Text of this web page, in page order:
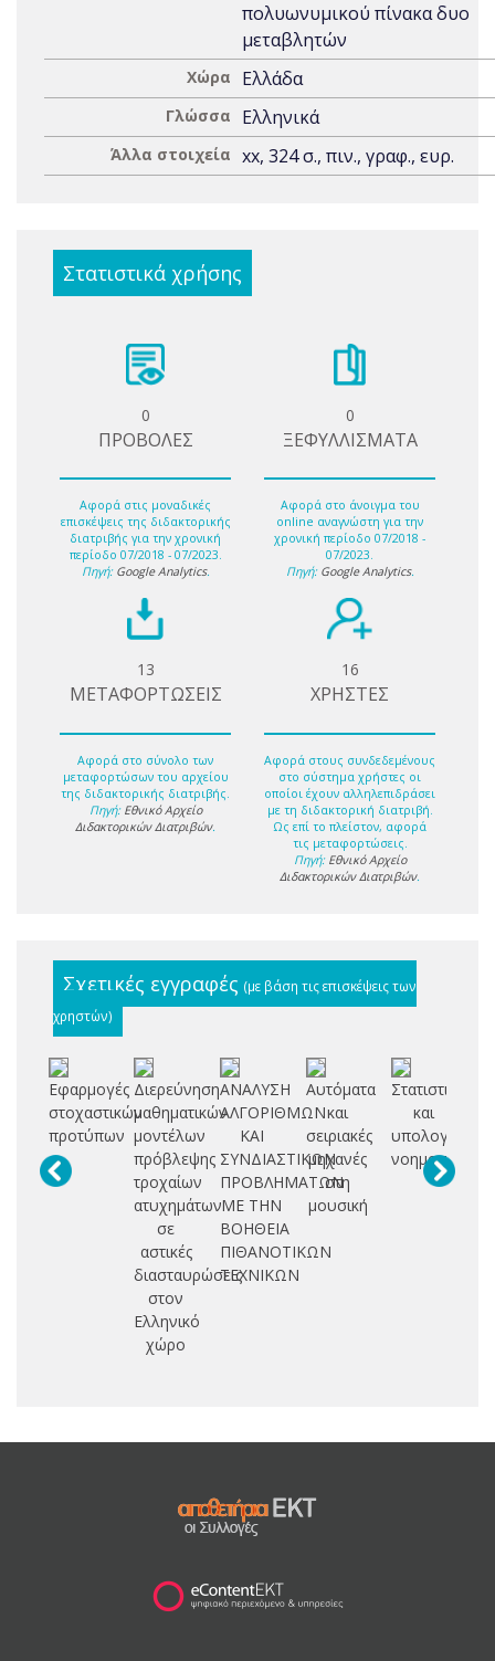
πολυωνυμικού πίνακα δυο
μεταβλητών
Χώρα Ελλάδα
Γλώσσα Ελληνικά
Άλλα στοιχεία xx, 324 σ., πιν., γραφ., ευρ.
Στατιστικά χρήσης
0
ΠΡΟΒΟΛΕΣ
Αφορά στις μοναδικές
επισκέψεις της διδακτορικής
διατριβής για την χρονική
περίοδο 07/2018 - 07/2023.
Πηγή: Google Analytics.
0
ΞΕΦΥΛΛΙΣΜΑΤΑ
Αφορά στο άνοιγμα του
online αναγνώστη για την
χρονική περίοδο 07/2018 -
07/2023.
Πηγή: Google Analytics.
13
ΜΕΤΑΦΟΡΤΩΣΕΙΣ
Αφορά στο σύνολο των
μεταφορτώσων του αρχείου
της διδακτορικής διατριβής.
Πηγή: Εθνικό Αρχείο
Διδακτορικών Διατριβών.
16
ΧΡΗΣΤΕΣ
Αφορά στους συνδεδεμένους
στο σύστημα χρήστες οι
οποίοι έχουν αλληλεπιδράσει
με τη διδακτορική διατριβή.
Ως επί το πλείστον, αφορά
τις μεταφορτώσεις.
Πηγή: Εθνικό Αρχείο
Διδακτορικών Διατριβών.
Σχετικές εγγραφές (με βάση τις επισκέψεις των
χρηστών)
Εφαρμογές
στοχαστικών
προτύπων
Διερεύνηση
μαθηματικών
μοντέλων
πρόβλεψης
τροχαίων
ατυχημάτων
σε
αστικές
διασταυρώσεις
στον
Ελληνικό
χώρο
ΑΝΑΛΥΣΗ
ΑΛΓΟΡΙΘΜΩΝ
ΚΑΙ
ΣΥΝΔΙΑΣΤΙΚΩΝ
ΠΡΟΒΛΗΜΑΤΩΝ
ΜΕ ΤΗΝ
ΒΟΗΘΕΙΑ
ΠΙΘΑΝΟΤΙΚΩΝ
ΤΕΧΝΙΚΩΝ
Αυτόματα
και
σειριακές
μηχανές
στη
μουσική
Στατιστική
και
υπολογιστική
νοημοσύνη